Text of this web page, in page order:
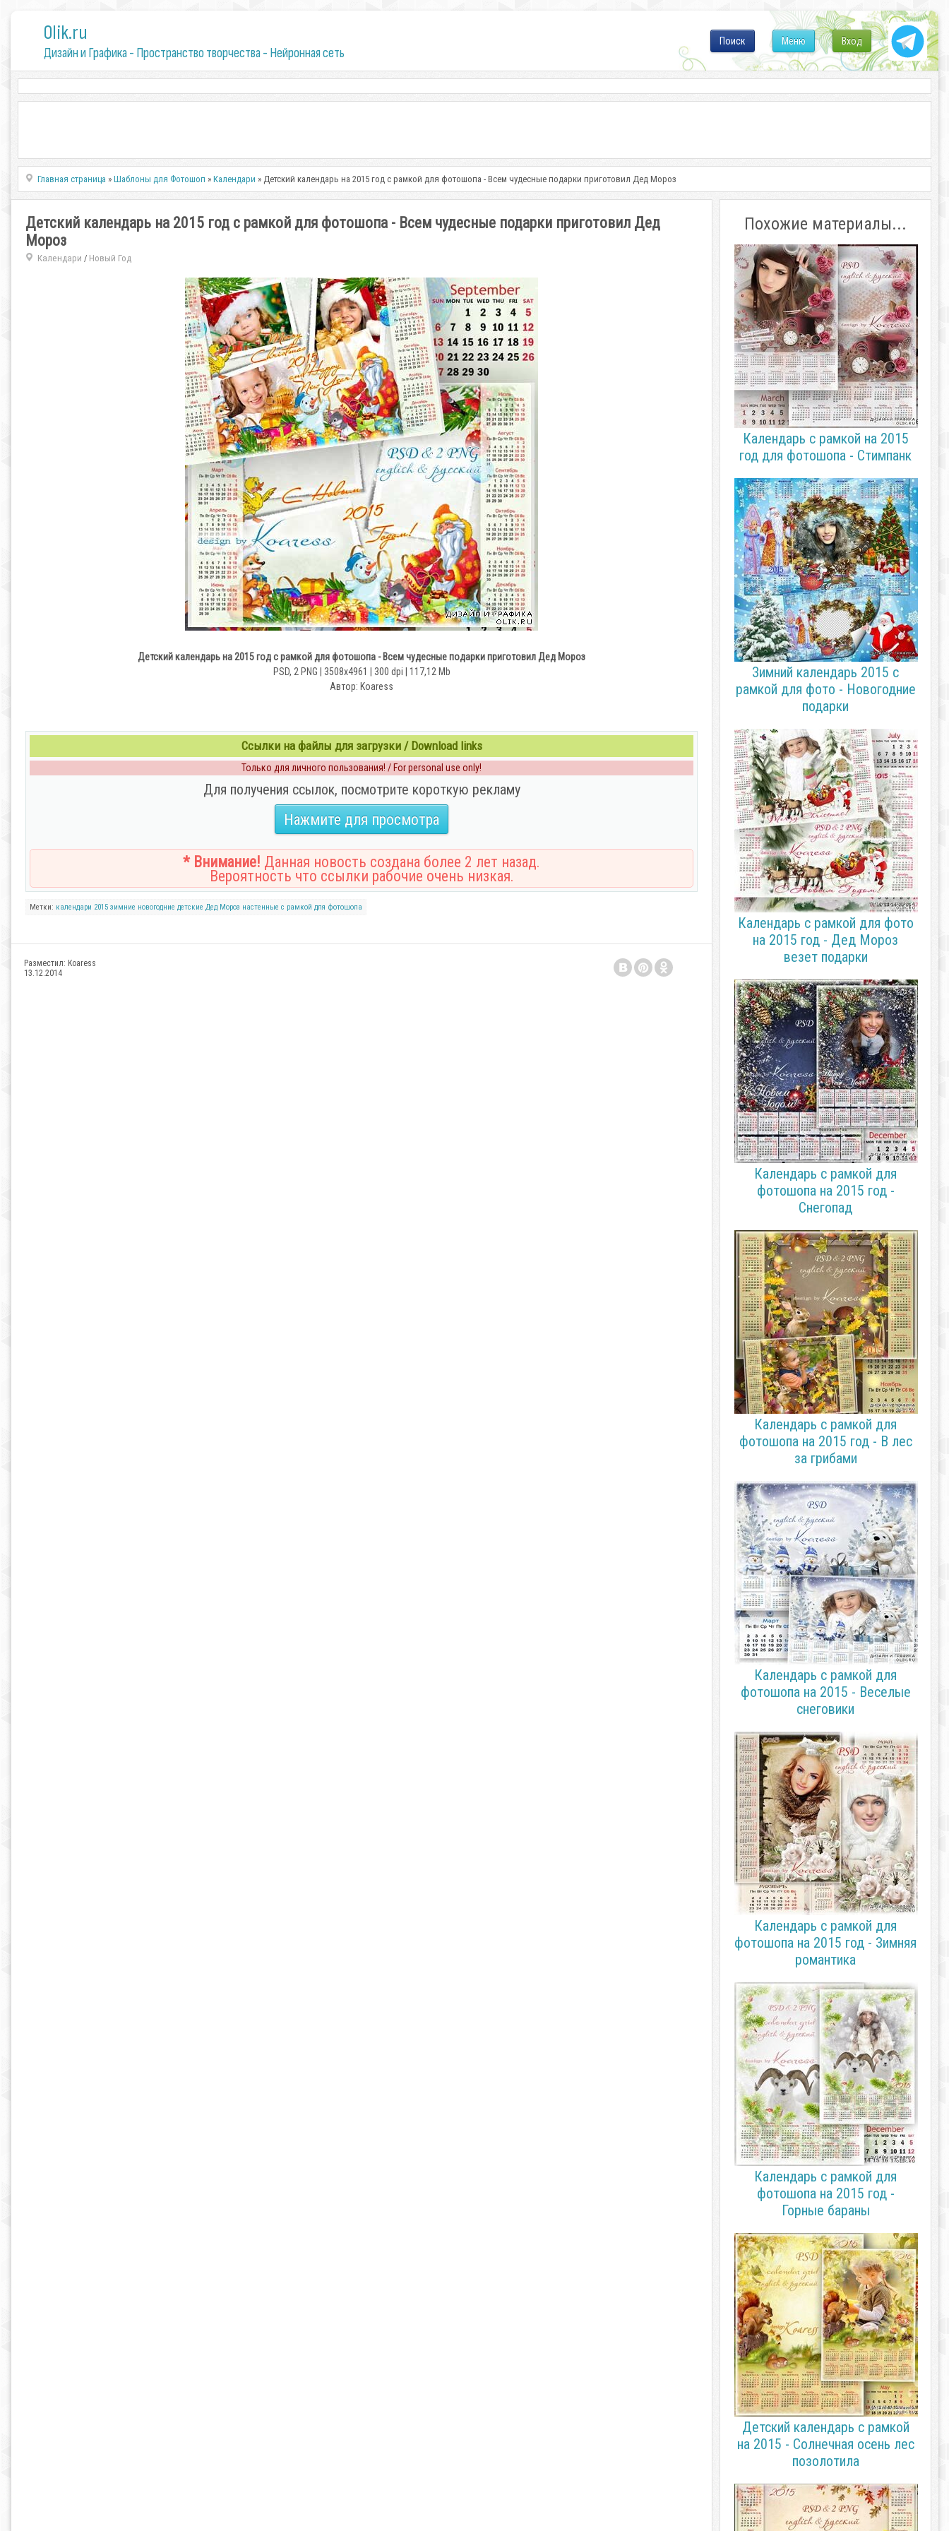
0lik.ru
Дизайн и Графика - Пространство творчества - Нейронная сеть
Вход
Меню
Поиск
Главная страница »Шаблоны для Фотошоп »Календари » Детский календарь на 2015 год с рамкой для фотошопа - Всем чудесные подарки приготовил Дед Мороз
Детский календарь на 2015 год с рамкой для фотошопа - Всем чудесные подарки приготовил Дед
Мороз
Календари / Новый Год
Детский календарь на 2015 год с рамкой для фотошопа - Всем чудесные подарки приготовил Дед Мороз
PSD, 2 PNG | 3508x4961 | 300 dpi | 117,12 Mb
Автор: Koaress
Ссылки на файлы для загрузки / Download links
Только для личного пользования! / For personal use only!
Для получения ссылок, посмотрите короткую рекламу
Нажмите для просмотра
* Внимание! Данная новость создана более 2 лет назад.
Вероятность что ссылки рабочие очень низкая.
Метки: календари 2015 зимние новогодние детские Дед Мороз настенные с рамкой для фотошопа
Разместил: Koaress
13.12.2014
Похожие материалы...
Календарь с рамкой на 2015
год для фотошопа - Стимпанк
Зимний календарь 2015 с
рамкой для фото - Новогодние
подарки
Календарь с рамкой для фото
на 2015 год - Дед Мороз
везет подарки
Календарь с рамкой для
фотошопа на 2015 год -
Снегопад
Календарь с рамкой для
фотошопа на 2015 год - В лес
за грибами
Календарь с рамкой для
фотошопа на 2015 - Веселые
снеговики
Календарь с рамкой для
фотошопа на 2015 год - Зимняя
романтика
Календарь с рамкой для
фотошопа на 2015 год -
Горные бараны
Детский календарь с рамкой
на 2015 - Солнечная осень лес
позолотила